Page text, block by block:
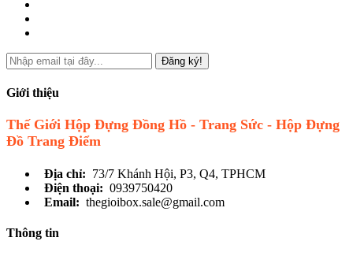
Đăng ký!
Giới thiệu
Thế Giới Hộp Đựng Đồng Hồ - Trang Sức - Hộp Đựng
Đồ Trang Điểm
Địa chỉ: 73/7 Khánh Hội, P3, Q4, TPHCM
Điện thoại: 0939750420
Email: thegioibox.sale@gmail.com
Thông tin